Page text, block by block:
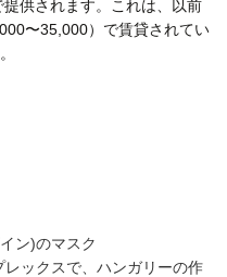
供されます。これは、以前
〜35,000）で賃貸されてい
ン)のマスク
ックスで、ハンガリーの作